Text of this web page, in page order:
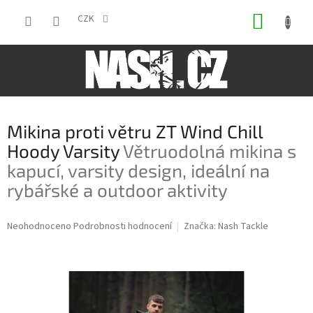
CZK
Mikina proti větru ZT Wind Chill
Hoody VarsityVětruodolná mikina s
kapucí, varsity design, ideální na
rybářské a outdoor aktivity
Průměrné
Neohodnoceno Podrobnosti hodnocení Značka: Nash Tackle